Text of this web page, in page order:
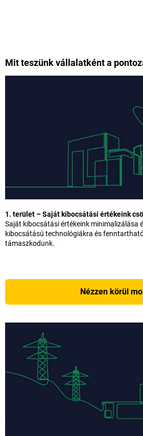
Mit teszünk vállalatként a
1. terület – Saját kibocsátási értékeink
Saját kibocsátási értékeink minimalizálása
kibocsátású technológiákra és
támaszkodunk.
Nézzen körül